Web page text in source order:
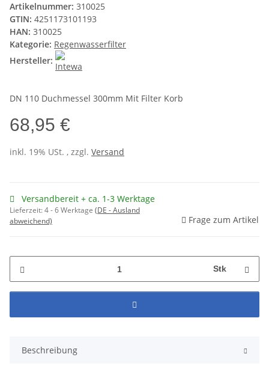
Artikelnummer: 310025
GTIN: 4251173101193
HAN: 310025
Kategorie: Regenwasserfilter
Hersteller:
DN 110 Duchmessel 300mm Mit Filter Korb
68,95 €
inkl. 19% USt. , zzgl. Versand
Versandbereit + ca. 1-3 Werktage
Lieferzeit:4 - 6 Werktage (DE - Ausland
abweichend)
Frage zum Artikel
Stk
Beschreibung